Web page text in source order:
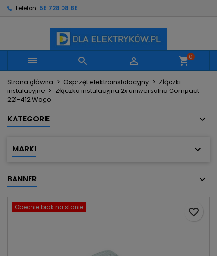
Telefon: 58 728 08 88
   shopping_cart0
Strona główna Osprzęt elektroinstalacyjny
Złączki
instalacyjne
Złączka instalacyjna 2x uniwersalna Compact
221-412 Wago
KATEGORIE
MARKI
BANNER
Obecnie brak na stanie favorite_border
Utwórz nową listę
Nazwa listy życzeń
Anuluj Utwórz listę życzeń
Musisz być zalogowany by zapisać produkty na
swojej liście życzeń.
Anuluj Zaloguj się